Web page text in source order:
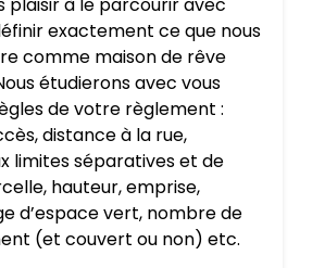
exactement ce que nous
comme maison de rêve
étudierons avec vous
de votre règlement :
distance à la rue,
limites séparatives et de
hauteur, emprise,
d’espace vert, nombre de
(et couvert ou non) etc.